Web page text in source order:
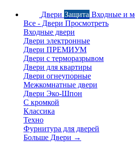
Двери Защита Входные и
Все - Двери Просмотреть
Входные двери
Двери электронные
Двери ПРЕМИУМ
Двери с терморазрывом
Двери для квартиры
Двери огнеупорные
Межкомнатные двери
Двери Эко-Шпон
С кромкой
Классика
Техно
Фурнитура для дверей
Больше Двери →